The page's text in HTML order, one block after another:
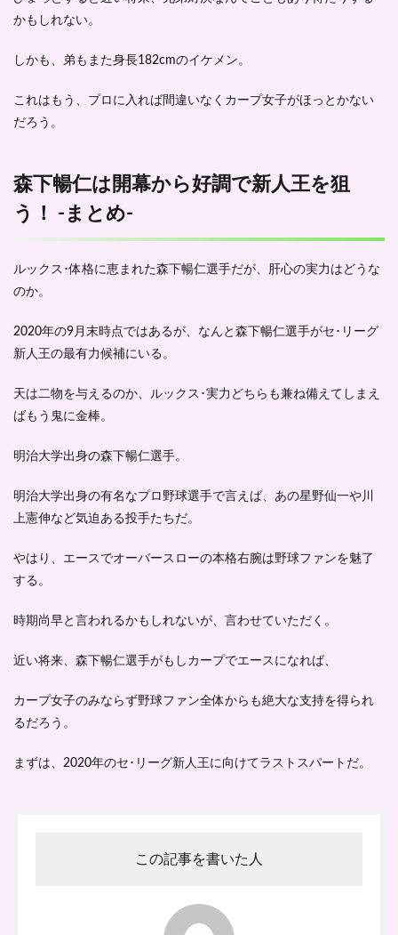
かもしれない。
しかも、弟もまた身長182cmのイケメン。
これはもう、プロに入れば間違いなくカープ女子がほっとかない
だろう。
森下暢仁は開幕から好調で新人王を狙
う！ -まとめ-
ルックス･体格に恵まれた森下暢仁選手だが、肝心の実力はどうな
のか。
2020年の9月末時点ではあるが、なんと森下暢仁選手がセ･リーグ
新人王の最有力候補にいる。
天は二物を与えるのか、ルックス･実力どちらも兼ね備えてしまえ
ばもう鬼に金棒。
明治大学出身の森下暢仁選手。
明治大学出身の有名なプロ野球選手で言えば、あの星野仙一や川
上憲伸など気迫ある投手たちだ。
やはり、エースでオーバースローの本格右腕は野球ファンを魅了
する。
時期尚早と言われるかもしれないが、言わせていただく。
近い将来、森下暢仁選手がもしカープでエースになれば、
カープ女子のみならず野球ファン全体からも絶大な支持を得られ
るだろう。
まずは、2020年のセ･リーグ新人王に向けてラストスパートだ。
この記事を書いた人